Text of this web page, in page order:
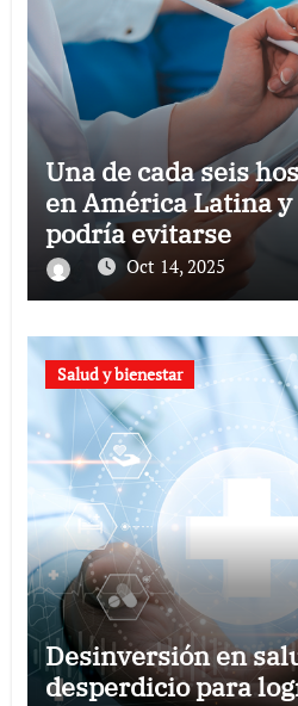
Una de cada seis
en América Latina
podría evitarse
Oct 14, 2025
Salud y bienestar
Desinversión en
desperdicio para